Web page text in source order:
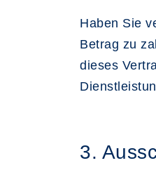
Haben Sie
Betrag zu
dieses
3.